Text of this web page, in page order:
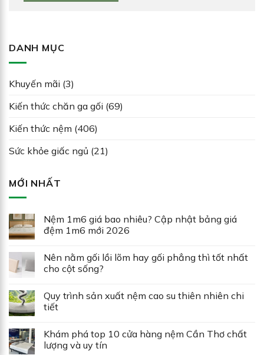
DANH MỤC
Khuyến mãi (3)
Kiến thức chăn ga gối (69)
Kiến thức nệm (406)
Sức khỏe giấc ngủ (21)
MỚI NHẤT
Nệm 1m6 giá bao nhiêu? Cập nhật bảng giá
đệm 1m6 mới 2026
Nên nằm gối lồi lõm hay gối phẳng thì tốt nhất
cho cột sống?
Quy trình sản xuất nệm cao su thiên nhiên chi
tiết
Khám phá top 10 cửa hàng nệm Cần Thơ chất
lượng và uy tín